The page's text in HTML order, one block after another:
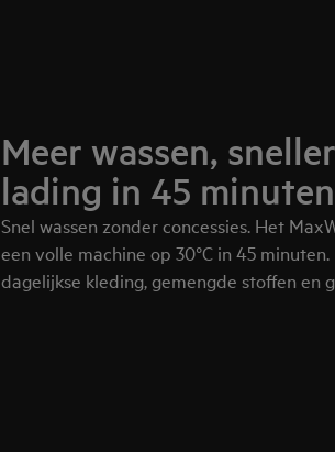
Meer wassen,
lading in 45 minuten
Snel wassen zonder concessies. Het
een volle machine op 30°C in 45
dagelijkse kleding, gemengde stoffen en